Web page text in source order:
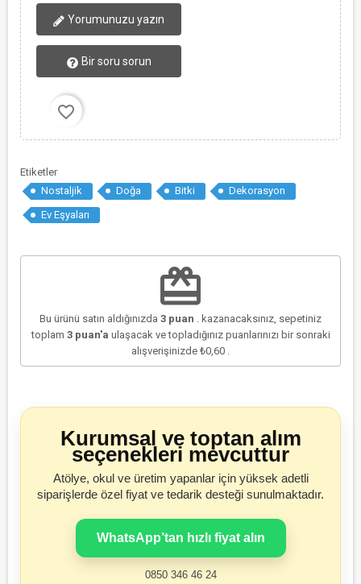
Yorumunuzu yazın
Bir soru sorun
favorite_border
Etiketler
Nostaljik
Doğa Bitki
Dekorasyon
Ev Eşyaları
redeem
Bu ürünü satın aldığınızda 3 puan . kazanacaksınız, sepetiniz
toplam 3puan'a ulaşacak ve topladığınız puanlarınızı bir sonraki
alışverişinizde ₺0,60
Kurumsal ve toptan alım
seçenekleri mevcuttur
Atölye, okul ve üretim yapanlar için yüksek adetli
siparişlerde özel fiyat ve tedarik desteği sunulmaktadır.
WhatsApp’tan hızlı fiyat alın
0850 346 46 24